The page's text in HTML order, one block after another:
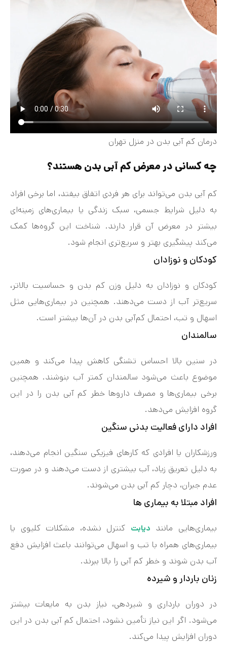
درمان کم‌ آبی بدن در منزل تهران
چه کسانی در معرض کم‌ آبی بدن هستند؟
کم‌ آبی بدن می‌تواند برای هر فردی اتفاق بیفتد، اما برخی افراد
به دلیل شرایط جسمی، سبک زندگی یا بیماری‌های زمینه‌ای
بیشتر در معرض آن قرار دارند. شناخت این گروه‌ها کمک
می‌کند پیشگیری بهتر و سریع‌تری انجام شود.
کودکان و نوزادان
کودکان و نوزادان به دلیل وزن کم بدن و حساسیت بالاتر،
سریع‌تر آب از دست می‌دهند. همچنین در بیماری‌هایی مثل
اسهال و تب، احتمال کم‌آبی بدن در آن‌ها بیشتر است.
سالمندان
در سنین بالا احساس تشنگی کاهش پیدا می‌کند و همین
موضوع باعث می‌شود سالمندان کمتر آب بنوشند. همچنین
برخی بیماری‌ها و مصرف داروها خطر کم‌ آبی بدن را در این
گروه افزایش می‌دهد.
افراد دارای فعالیت بدنی سنگین
ورزشکاران یا افرادی که کارهای فیزیکی سنگین انجام می‌دهند،
به دلیل تعریق زیاد، آب بیشتری از دست می‌دهند و در صورت
عدم جبران، دچار کم‌ آبی بدن می‌شوند.
افراد مبتلا به بیماری‌ ها
بیماری‌هایی مانند دیابت کنترل‌ نشده، مشکلات کلیوی یا
بیماری‌های همراه با تب و اسهال می‌توانند باعث افزایش دفع
آب بدن شوند و خطر کم‌ آبی را بالا ببرند.
زنان باردار و شیرده
در دوران بارداری و شیردهی، نیاز بدن به مایعات بیشتر
می‌شود. اگر این نیاز تأمین نشود، احتمال کم‌ آبی بدن در این
دوران افزایش پیدا می‌کند.